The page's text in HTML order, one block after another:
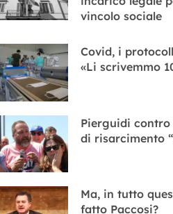
vincolo sociale
Covid, i
«Li scrivemmo
Pierguidi
di risarcimento
Ma, in tutto
fatto Paccosi?